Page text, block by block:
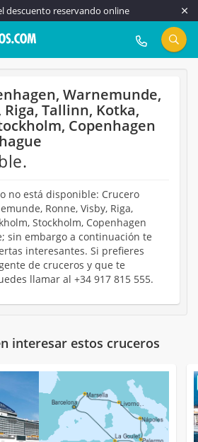
descuento reservando online
917 815 555
Warnemunde,
Riga, Tallinn, Kotka,
Copenhagen
no está disponible: Crucero
Ronne, Visby, Riga,
Stockholm, Copenhagen
sin embargo a continuación te
interesantes. Si prefieres
de cruceros y que te
llamar al +34 917 815 555.
interesar estos cruceros